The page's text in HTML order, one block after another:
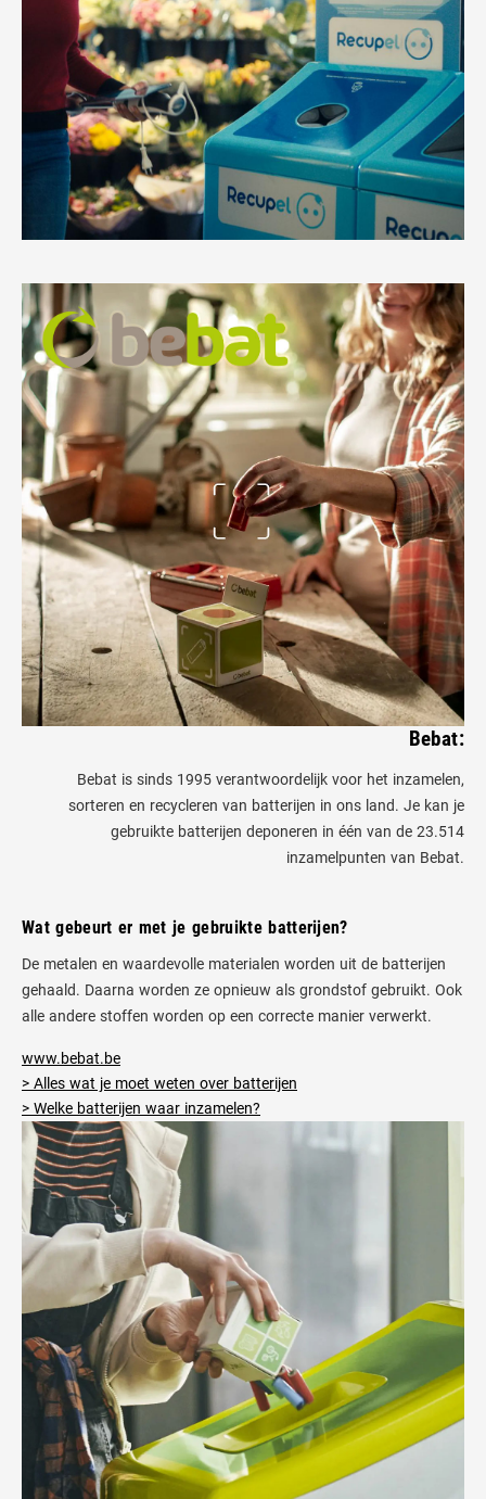
Bebat:
Bebat is sinds 1995 verantwoordelijk voor het inzamelen,
sorteren en recycleren van batterijen in ons land. Je kan je
gebruikte batterijen deponeren in één van de 23.514
inzamelpunten van Bebat.
Wat gebeurt er met je gebruikte batterijen?
De metalen en waardevolle materialen worden uit de batterijen
gehaald. Daarna worden ze opnieuw als grondstof gebruikt. Ook
alle andere stoffen worden op een correcte manier verwerkt.
www.bebat.be
> Alles wat je moet weten over batterijen
> Welke batterijen waar inzamelen?